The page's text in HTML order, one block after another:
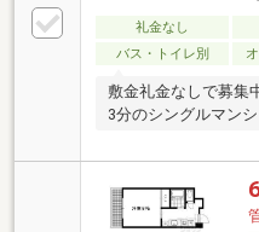
礼金なし
バス・トイレ別
敷金礼金なしで募集
3分のシングルマン